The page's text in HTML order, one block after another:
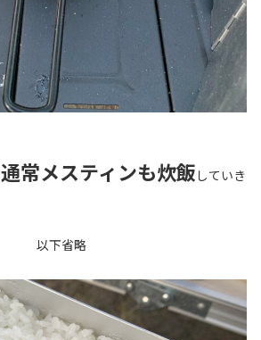
通常メスティンも炊飯 していき
以下省略